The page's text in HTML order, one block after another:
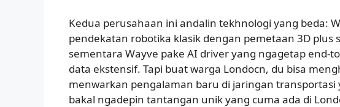
Kedua perusahaan ini andalin tekhnologi yang beda:
pendekatan robotika klasik dengan pemetaan 3D plus
sementara Wayve pake AI driver yang ngagetap end-
data ekstensif. Tapi buat warga Londocn, du bisa
menwarkan pengalaman baru di jaringan transportasi
bakal ngadepin tantangan unik yang cuma ada di